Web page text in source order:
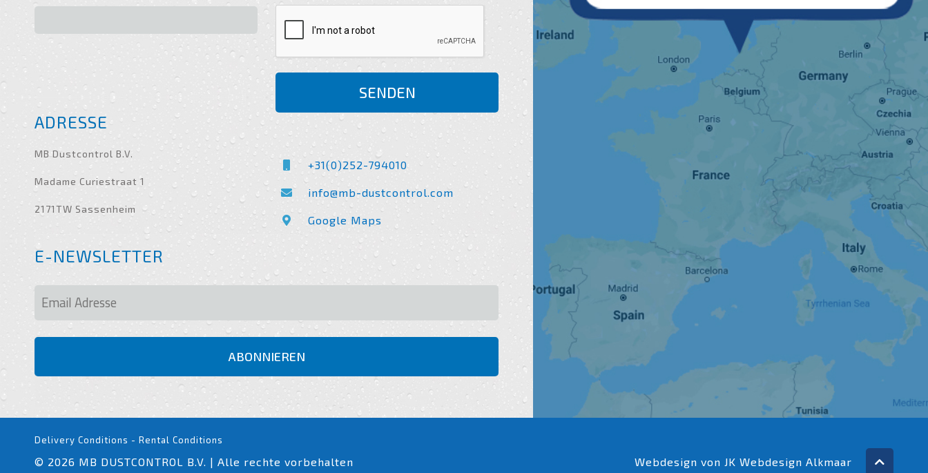
SENDEN
ADRESSE
MB Dustcontrol B.V.
Madame Curiestraat 1
2171TW Sassenheim
+31(0)252-794010
info@mb-dustcontrol.com
Google Maps
Delivery Conditions - Rental Conditions
© 2026 MB DUSTCONTROL B.V. | Alle rechte vorbehalten Webdesign von JK Webdesign Alkmaar